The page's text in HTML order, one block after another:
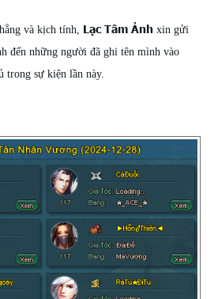
và kịch tính, Lạc Tâm Ảnh xin gửi
đến những người đã ghi tên mình vào
trong sự kiện lần này.